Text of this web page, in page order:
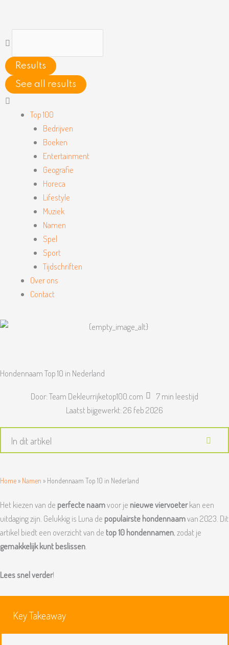
inhoud
Main
Menu
Top 100
Bedrijven
Boeken
Entertainment
Geografie
Horeca
Lifestyle
Muziek
Namen
Spel
Sport
Tijdschriften
Over ons
Contact
...
Results
See all results
Hondennaam Top 10 in Nederland
Door:Team Dekleurrijketop100.com
7 min leestijd
Laatst bijgewerkt:26 feb 2026
In dit artikel
Home» Namen » Hondennaam Top 10 in Nederland
Het kiezen van de perfecte naamvoor je nieuwe viervoeterkan een
uitdaging zijn. Gelukkig is Luna de populairste hondennaamvan 2023. Dit
artikel biedt een overzicht van de top 10 hondennamen, zodat je
gemakkelijk kunt beslissen
Lees snel verder!
Key Takeaway